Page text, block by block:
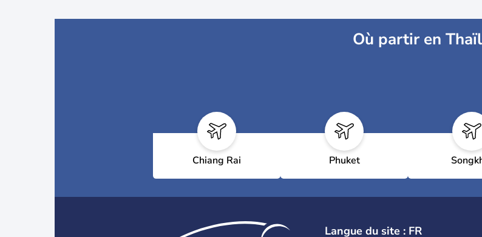
Où partir en
Chiang Rai Phuket
Langue du site : FR